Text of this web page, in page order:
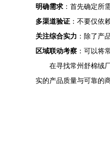
明确需求 ：首先确定所
多渠道验证 ：不要仅依
关注综合实力 ：除了产
区域联动考察 ：可以将
在寻找常州舒棉绒
实的产品质量与可靠的